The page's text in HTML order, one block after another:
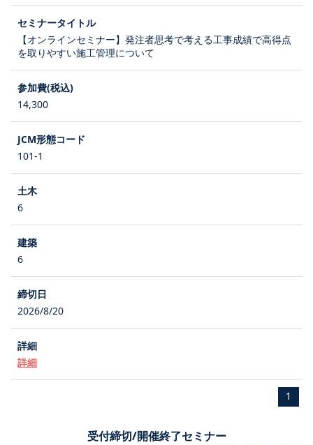
【オンラインセミナー】発注者思考で考える工事成績で高得点
を取りやすい施工管理について
14,300
101-1
6
6
2026/8/20
詳細
1
受付締切/開催終了セミナー